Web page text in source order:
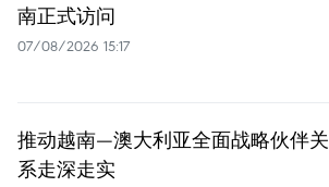
南正式访问
07/08/2026 15:17
推动越南—澳大利亚全面战略伙伴关
系走深走实